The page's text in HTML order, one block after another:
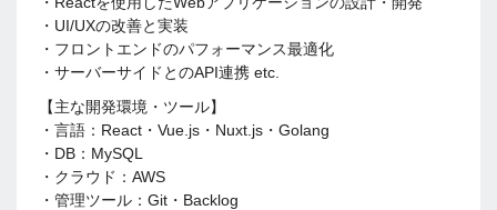
・UI/UXの改善と実装
・フロントエンドのパフォーマンス最適化
・サーバーサイドとのAPI連携 etc.
【主な開発環境・ツール】
・言語：React・Vue.js・Nuxt.js・Golang
・DB：MySQL
・クラウド：AWS
・管理ツール：Git・Backlog